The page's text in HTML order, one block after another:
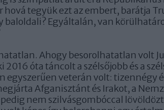
hová tegyük ezt az embert, barátja
baloldali? Egyáltalán, van
Ahogy besorolhatatlan volt
2016 óta táncolt a szélsőjobb és a
egyszerűen veterán volt: tizennégy
Afganisztánt és Irakot, a
nem szilvásgombóccal